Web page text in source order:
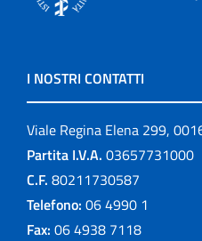
I NOSTRI CONTATTI
Viale Regina Elena 299,
Partita I.V.A. 03657731000
C.F. 80211730587
Telefono: 06 4990 1
Fax: 06 4938 7118